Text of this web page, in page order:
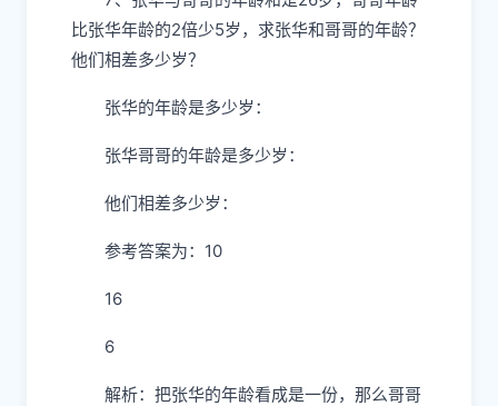
比张华年龄的2倍少5岁，求张华和哥哥的年龄？
他们相差多少岁？
张华的年龄是多少岁：
张华哥哥的年龄是多少岁：
他们相差多少岁：
参考答案为：10
16
6
解析：把张华的年龄看成是一份，那么哥哥